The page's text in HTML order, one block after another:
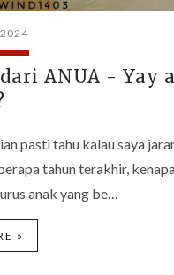
ANUA - Yay
pasti tahu kalau saya
tahun terakhir,
anak yang be…
»